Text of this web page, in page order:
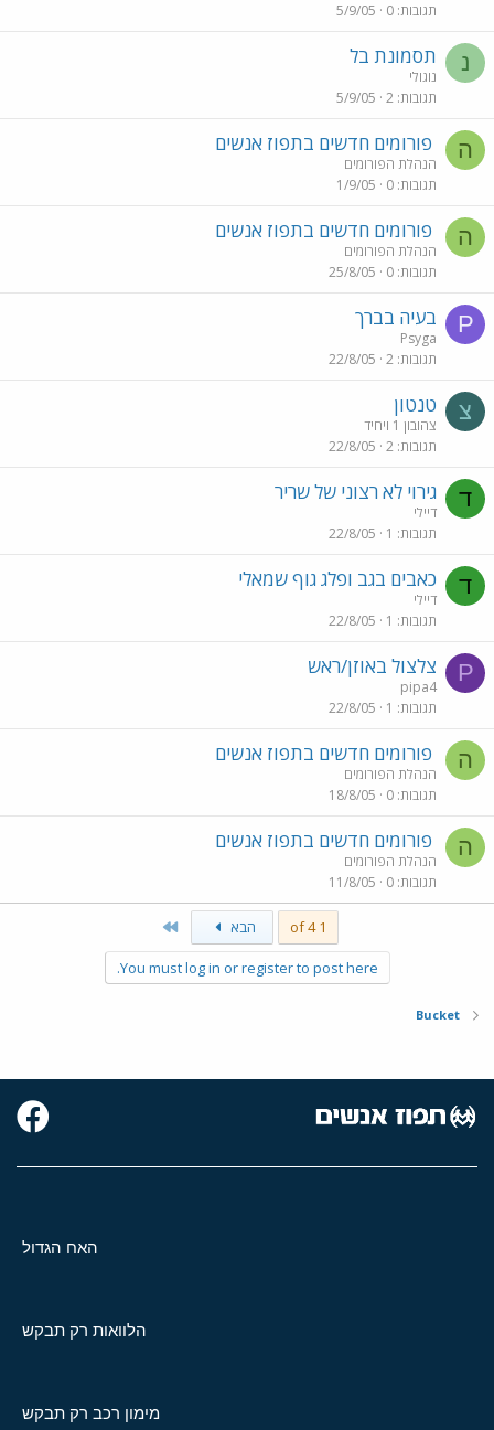
תגובות 0
5/9/05
נ תסמונת בל
נוגולי
תגובות 2
5/9/05
ה פורומים חדשים בתפוז אנשים
הנהלת הפורומים
תגובות 0
1/9/05
ה פורומים חדשים בתפוז אנשים
הנהלת הפורומים
תגובות 0
25/8/05
P בעיה בברך
Psyga
תגובות 2
22/8/05
צ טנטון
צהובון 1 ויחיד
תגובות 2
22/8/05
ד גירוי לא רצוני של שריר
דיילי
תגובות 1
22/8/05
ד כאבים בגב ופלג גוף שמאלי
דיילי
תגובות 1
22/8/05
P צלצול באוזן/ראש
pipa4
תגובות 1
22/8/05
ה פורומים חדשים בתפוז אנשים
הנהלת הפורומים
תגובות 0
18/8/05
ה פורומים חדשים בתפוז אנשים
הנהלת הפורומים
תגובות 0
11/8/05
1 of 4 הבא
You must log in or register to post here.
Bucket
האח הגדול
הלוואות רק תבקש
מימון רכב רק תבקש